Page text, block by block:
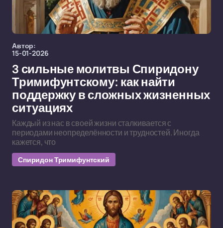
Автор:
15-01-2026
3 сильные молитвы Спиридону
Тримифунтскому: как найти
поддержку в сложных жизненных
ситуациях
Каждый из нас в своей жизни сталкивается с
периодами неопределённости и трудностей. Иногда
кажется, что
Спиридон Тримифунтский